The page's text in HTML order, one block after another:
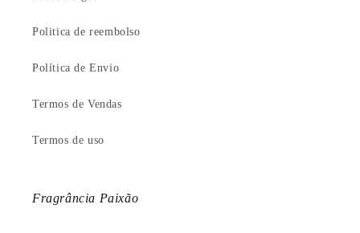
Politica de reembolso
Política de Envio
Termos de Vendas
Termos de uso
Fragrância Paixão